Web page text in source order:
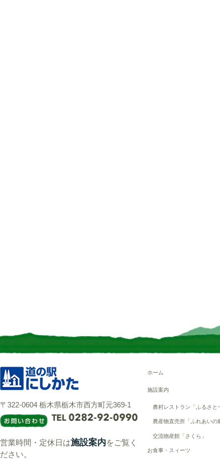
〒322-0604 栃木県栃木市西方町元369-1
営業時間・定休日は施設案内をご覧く
ださい。
ホーム
施設案内
農村レストラン「ふるさと
農産物直売所「ふれあいの
交流物産館「さくら」
お食事・スィーツ